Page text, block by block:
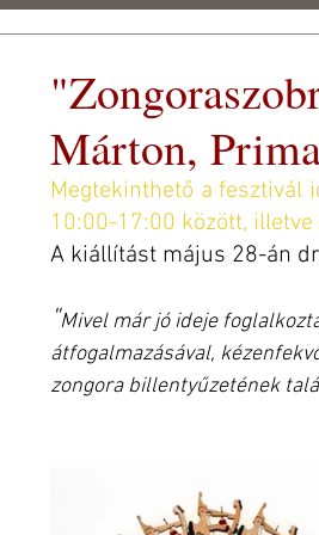
Csigó Malom
Kulturális és Művészeti
Központ Alapítvány
CSIGÓ MALOM CSIGÓ ART FEST
Márton,
Megtekinthető a fesztivál
10:00-17:00 között,
A kiállítást május 28-án
"Mivel már jó ideje
átfogalmazásával,
zongora billentyűzetének